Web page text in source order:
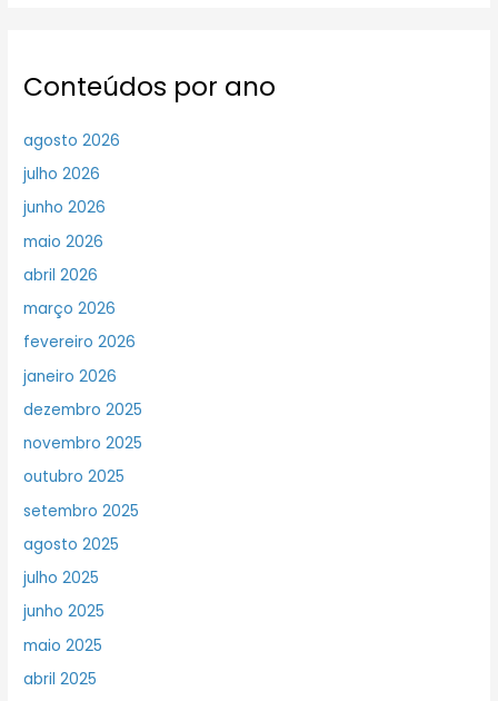
Conteúdos por ano
agosto 2026
julho 2026
junho 2026
maio 2026
abril 2026
março 2026
fevereiro 2026
janeiro 2026
dezembro 2025
novembro 2025
outubro 2025
setembro 2025
agosto 2025
julho 2025
junho 2025
maio 2025
abril 2025